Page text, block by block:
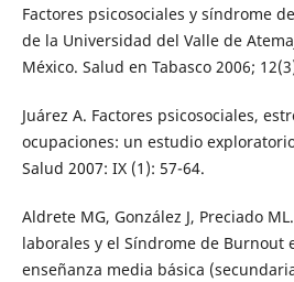
Factores psicosociales y síndrome
de la Universidad del Valle de
México. Salud en Tabasco 2006;
Juárez A. Factores psicosociales,
ocupaciones: un estudio
Salud 2007: IX (1): 57-64.
Aldrete MG, González J, Preciado
laborales y el Síndrome de Burnout
enseñanza media básica